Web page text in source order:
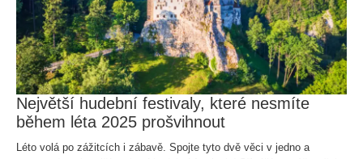
Největší hudební festivaly, které nesmíte
během léta 2025 prošvihnout
Léto volá po zážitcích i zábavě. Spojte tyto dvě věci v jedno a